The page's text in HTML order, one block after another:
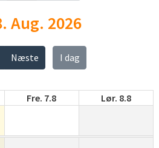
Næste I dag
Aug. 2026
Fre. 7.8
Lør. 8.8